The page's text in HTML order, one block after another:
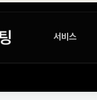
서비스